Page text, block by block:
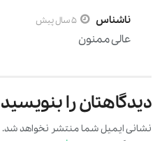
ناشناس 5 سال پیش
عالی ممنون
دیدگاهتان را بنویسید
نشانی ایمیل شما منتشر نخواهد شد.